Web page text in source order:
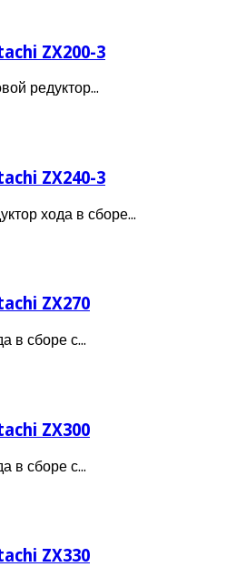
ZX200-3
редуктор...
ZX240-3
хода в сборе...
ZX270
в сборе с...
ZX300
в сборе с...
ZX330